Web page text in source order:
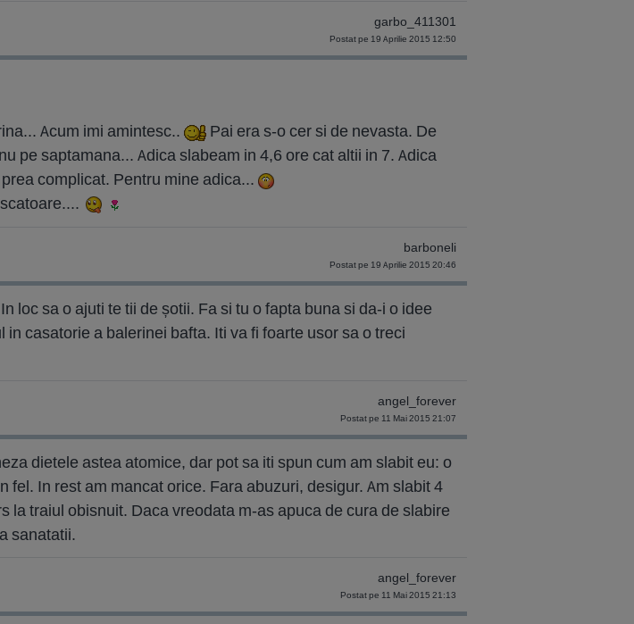
garbo_411301
Postat pe 19 Aprilie 2015 12:50
Acum imi amintesc..
Pai era s-o cer si de nevasta. De
pe saptamana... Adica slabeam in 4,6 ore cat altii in 7. Adica
complicat. Pentru mine adica...
barboneli
Postat pe 19 Aprilie 2015 20:46
loc sa o ajuti te tii de șotii. Fa si tu o fapta buna si da-i o idee
casatorie a balerinei bafta. Iti va fi foarte usor sa o treci
angel_forever
Postat pe 11 Mai 2015 21:07
dietele astea atomice, dar pot sa iti spun cum am slabit eu: o
In rest am mancat orice. Fara abuzuri, desigur. Am slabit 4
la traiul obisnuit. Daca vreodata m-as apuca de cura de slabire
sanatatii.
angel_forever
Postat pe 11 Mai 2015 21:13